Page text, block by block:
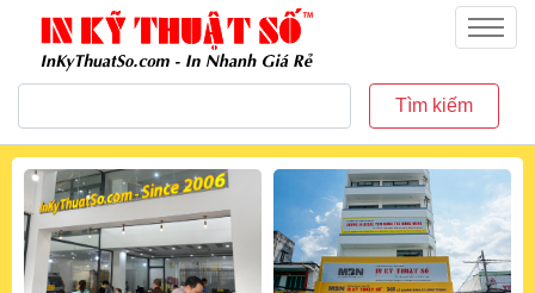
inkythuatso.com
Menu
Tìm kiếm